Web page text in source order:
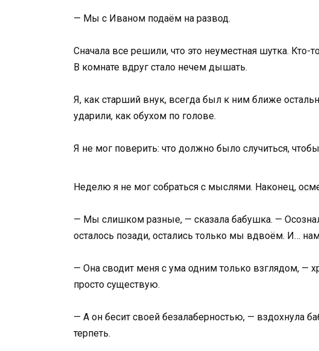
— Мы с Иваном подаём на развод.
Сначала все решили, что это неуместная шутка.
В комнате вдруг стало нечем дышать.
Я, как старший внук, всегда был к ним ближе
ударили, как обухом по голове.
Я не мог поверить: что должно было случиться,
Неделю я не мог собраться с мыслями. Наконец,
— Мы слишком разные, — сказала бабушка. —
осталось позади, остались только мы вдвоём. И…
— Она сводит меня с ума одним только взглядом, —
просто существую.
— А он бесит своей безалаберностью, — вздохнула
терпеть.